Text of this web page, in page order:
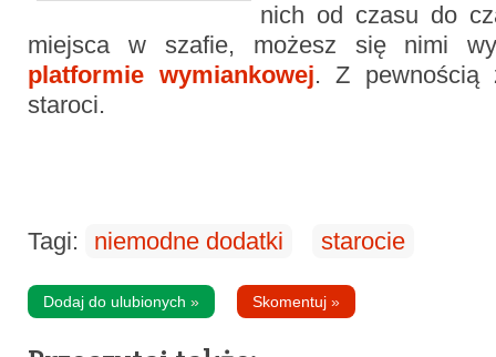
nich od czasu do
miejsca w szafie, możesz się nimi
platformie wymiankowej. Z pewnością
staroci.
Tagi: niemodne dodatki starocie
Dodaj do ulubionych » Skomentuj »